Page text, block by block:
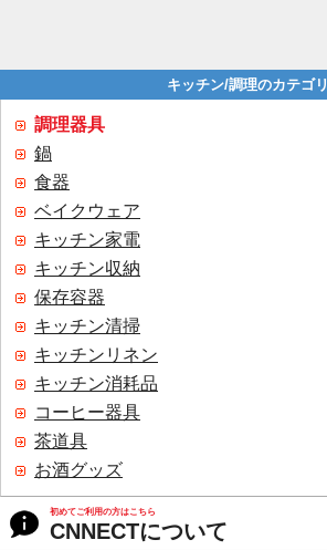
キッチン/調理のカテゴリ
調理器具
鍋
食器
ベイクウェア
キッチン家電
キッチン収納
保存容器
キッチン清掃
キッチンリネン
キッチン消耗品
コーヒー器具
茶道具
お酒グッズ
初めてご利用の方はこちら
CNNECTについて